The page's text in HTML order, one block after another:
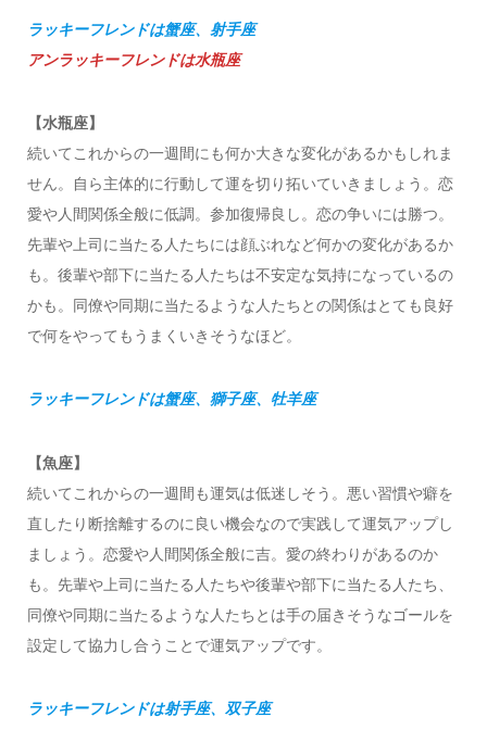
ラッキーフレンドは蟹座、射手座
アンラッキーフレンドは水瓶座
【水瓶座】
続いてこれからの一週間にも何か大きな変化があるかもしれま
せん。自ら主体的に行動して運を切り拓いていきましょう。恋
愛や人間関係全般に低調。参加復帰良し。恋の争いには勝つ。
先輩や上司に当たる人たちには顔ぶれなど何かの変化があるか
も。後輩や部下に当たる人たちは不安定な気持になっているの
かも。同僚や同期に当たるような人たちとの関係はとても良好
で何をやってもうまくいきそうなほど。
ラッキーフレンドは蟹座、獅子座、牡羊座
【魚座】
続いてこれからの一週間も運気は低迷しそう。悪い習慣や癖を
直したり断捨離するのに良い機会なので実践して運気アップし
ましょう。恋愛や人間関係全般に吉。愛の終わりがあるのか
も。先輩や上司に当たる人たちや後輩や部下に当たる人たち、
同僚や同期に当たるような人たちとは手の届きそうなゴールを
設定して協力し合うことで運気アップです。
ラッキーフレンドは射手座、双子座